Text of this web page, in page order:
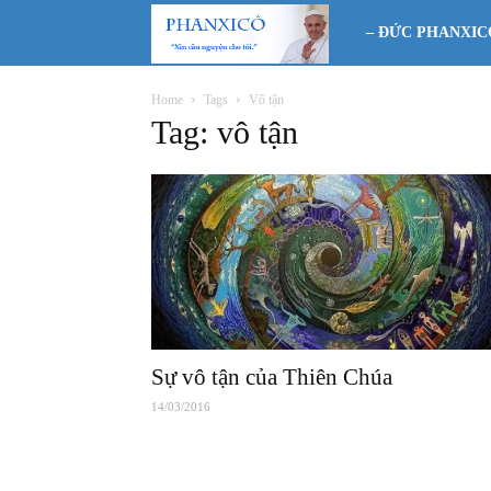
Phanxicô
– ĐỨC
Home Tags Vô tận
Tag: vô tận
Sự vô tận của Thiên Chúa
14/03/2016